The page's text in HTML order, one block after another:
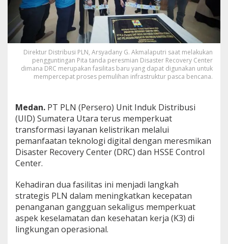
D
R
d
a
n
H
S
S
o
n
r
o
l
n
t
e
r
Direktur Distribusi PLN, Arsyadany G. Akmalaputri saat melakukan
pengguntingan Pita tanda peresmian Disaster Recovery Center
dimana DRC merupakan fasilitas baru yang dapat digunakan untuk
mempercepat proses pemulihan infrastruktur pasca bencana.
Medan. PT PLN (Persero) Unit Induk Distribusi
(UID) Sumatera Utara terus memperkuat
transformasi layanan kelistrikan melalui
pemanfaatan teknologi digital dengan meresmikan
Disaster Recovery Center (DRC) dan HSSE Control
Center.
Kehadiran dua fasilitas ini menjadi langkah
strategis PLN dalam meningkatkan kecepatan
penanganan gangguan sekaligus memperkuat
aspek keselamatan dan kesehatan kerja (K3) di
lingkungan operasional.